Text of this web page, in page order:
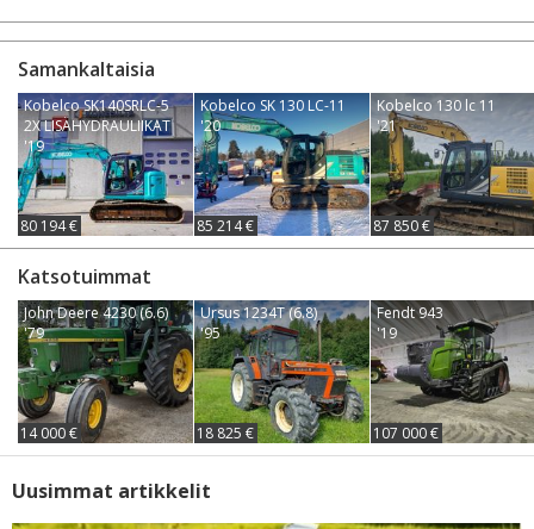
Samankaltaisia
Kobelco SK140SRLC-5
2X LISÄHYDRAULIIKAT
'19
80 194 €
Kobelco SK 130 LC-11
'20
85 214 €
Kobelco 130 lc 11
'21
87 850 €
Katsotuimmat
John Deere 4230 (6.6)
'79
14 000 €
Ursus 1234T (6.8)
'95
18 825 €
Fendt 943
'19
107 000 €
Uusimmat artikkelit